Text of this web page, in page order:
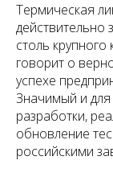
Термическая
действительно
столь
говорит о
успехе
Значимый и
разработки,
обновление
российскими